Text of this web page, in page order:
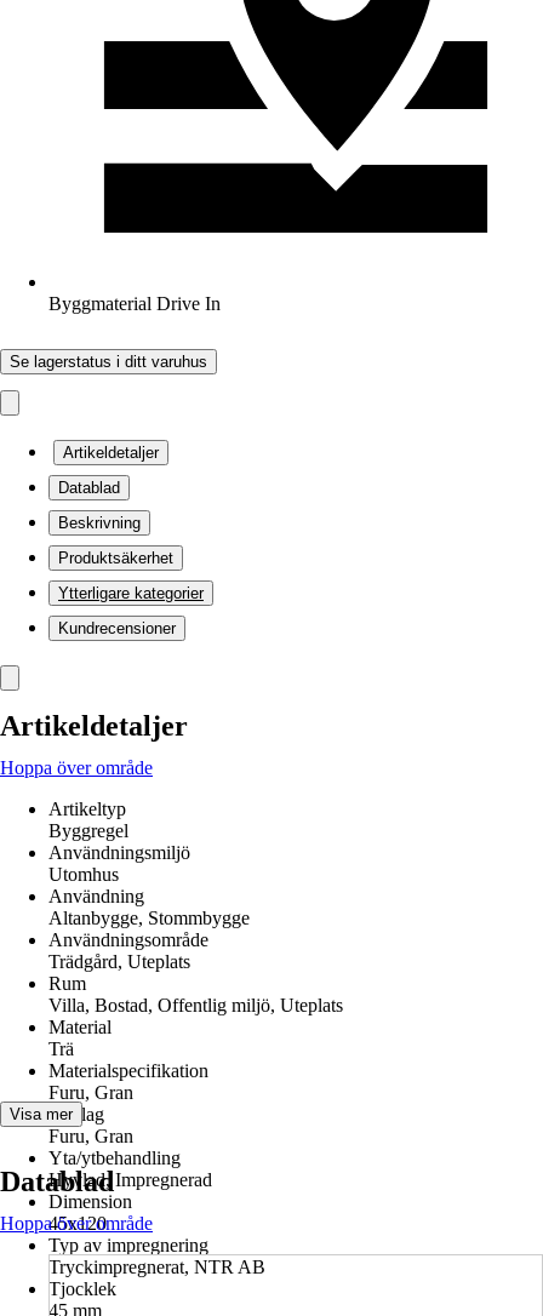
Byggmaterial Drive In
Se lagerstatus i ditt varuhus
Artikeldetaljer
Datablad
Beskrivning
Produktsäkerhet
Ytterligare kategorier
Kundrecensioner
Artikeldetaljer
Hoppa över område
Artikeltyp
Byggregel
Användningsmiljö
Utomhus
Användning
Altanbygge, Stommbygge
Användningsområde
Trädgård, Uteplats
Rum
Villa, Bostad, Offentlig miljö, Uteplats
Material
Trä
Materialspecifikation
Furu, Gran
Träslag
Furu, Gran
Yta/ytbehandling
Hyvlad, Impregnerad
Dimension
45x120
Typ av impregnering
Tryckimpregnerat, NTR AB
Tjocklek
45 mm
Visa mer
Datablad
Hoppa över område